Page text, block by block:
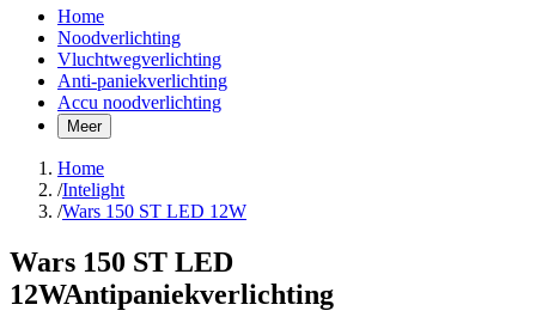
Home
Noodverlichting
Vluchtwegverlichting
Anti-paniekverlichting
Accu noodverlichting
Meer
Home
/Intelight
/Wars 150 ST LED 12W
Wars 150 ST LED
12WAntipaniekverlichting